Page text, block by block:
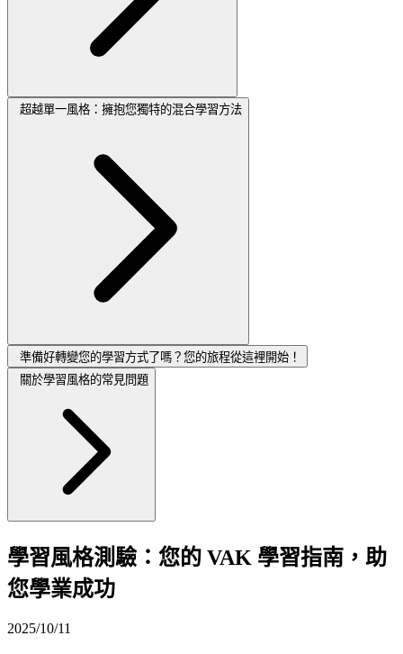
超越單一風格：擁抱您獨特的混合學習方法
準備好轉變您的學習方式了嗎？您的旅程從這裡開始！
關於學習風格的常見問題
學習風格測驗：您的 VAK 學習指南，助
您學業成功
2025/10/11